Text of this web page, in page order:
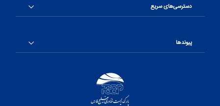
دسترسی‌های سریع
پیوندها